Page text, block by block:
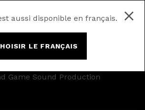
aussi disponible en français.
LE FRANÇAIS
Game Sound Production